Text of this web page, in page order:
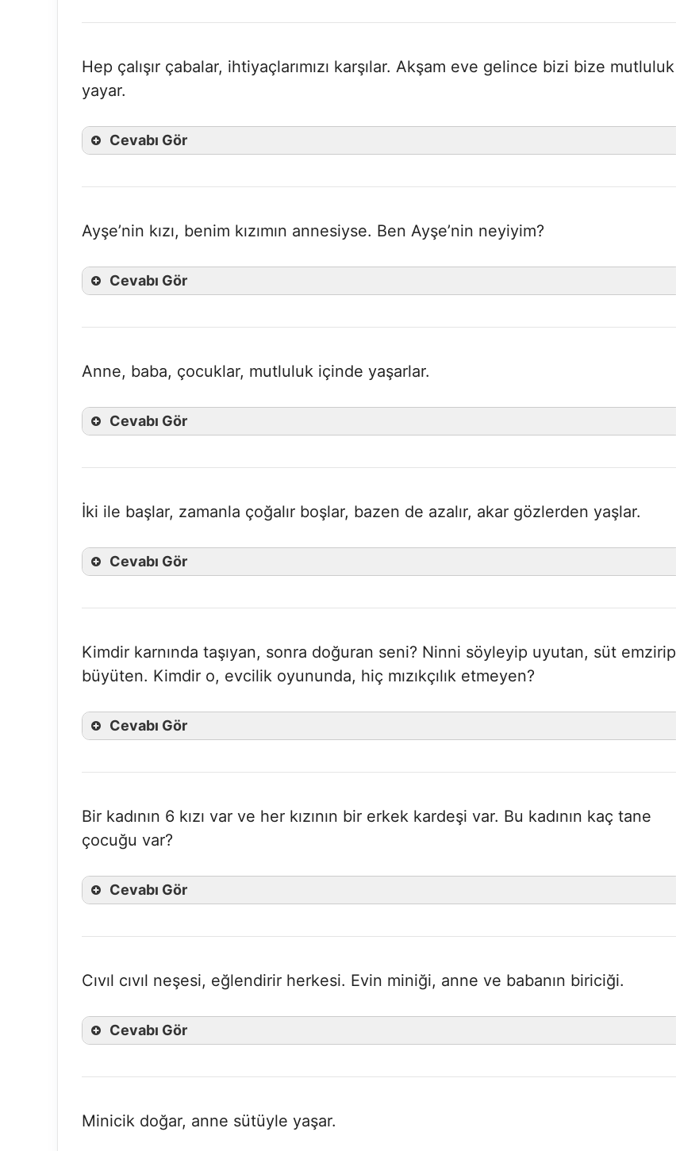
Hep çalışır çabalar, ihtiyaçlarımızı karşılar. Akşam eve gelince bizi bize mutluluk
yayar.
Cevabı Gör
Ayşe’nin kızı, benim kızımın annesiyse. Ben Ayşe’nin neyiyim?
Cevabı Gör
Anne, baba, çocuklar, mutluluk içinde yaşarlar.
Cevabı Gör
İki ile başlar, zamanla çoğalır boşlar, bazen de azalır, akar gözlerden yaşlar.
Cevabı Gör
Kimdir karnında taşıyan, sonra doğuran seni? Ninni söyleyip uyutan, süt emzirip
büyüten. Kimdir o, evcilik oyununda, hiç mızıkçılık etmeyen?
Cevabı Gör
Bir kadının 6 kızı var ve her kızının bir erkek kardeşi var. Bu kadının kaç tane
çocuğu var?
Cevabı Gör
Cıvıl cıvıl neşesi, eğlendirir herkesi. Evin miniği, anne ve babanın biriciği.
Cevabı Gör
Minicik doğar, anne sütüyle yaşar.